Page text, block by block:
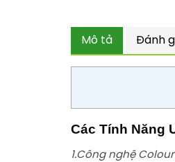
Mô tả Đánh
Các Tính Năng
1.Công nghệ